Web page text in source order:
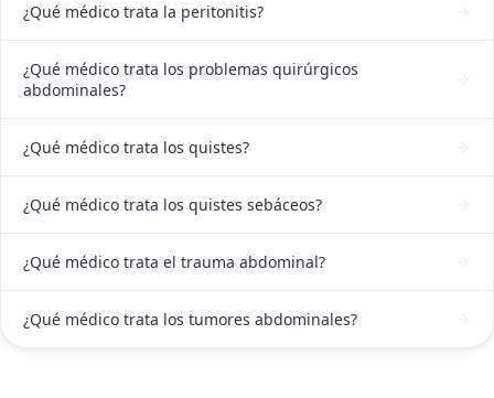
¿Qué médico trata la peritonitis?
¿Qué médico trata los problemas quirúrgicos
abdominales?
¿Qué médico trata los quistes?
¿Qué médico trata los quistes sebáceos?
¿Qué médico trata el trauma abdominal?
¿Qué médico trata los tumores abdominales?